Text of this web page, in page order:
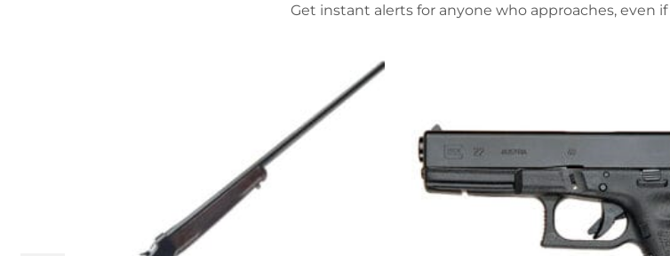
Get instant alerts for anyone who approaches, even